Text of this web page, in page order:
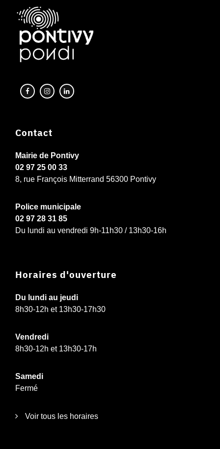
Contact
Mairie de Pontivy
02 97 25 00 33
8, rue François Mitterrand 56300 Pontivy
Police municipale
02 97 28 31 85
Du lundi au vendredi 9h-11h30 / 13h30-16h
Horaires d'ouverture
Du lundi au jeudi
8h30-12h et 13h30-17h30
Vendredi
8h30-12h et 13h30-17h
Samedi
Fermé
Voir tous les horaires